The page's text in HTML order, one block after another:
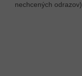
nechcených odrazov).